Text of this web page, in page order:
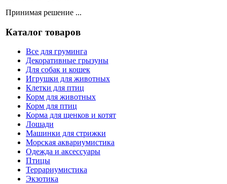
Принимая решение ...
Каталог товаров
Все для груминга
Декоративные грызуны
Для собак и кошек
Игрушки для животных
Клетки для птиц
Корм для животных
Корм для птиц
Корма для щенков и котят
Лошади
Машинки для стрижки
Морская аквариумистика
Одежда и аксессуары
Птицы
Террариумистика
Экзотика